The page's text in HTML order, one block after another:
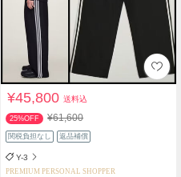
¥45,800送料込
25%OFF ¥61,600
関税負担なし 返品補償
Y-3
PREMIUM PERSONAL SHOPPER